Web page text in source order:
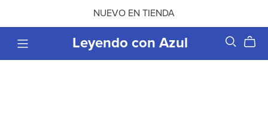
NUEVO EN TIENDA
Leyendo con Azul